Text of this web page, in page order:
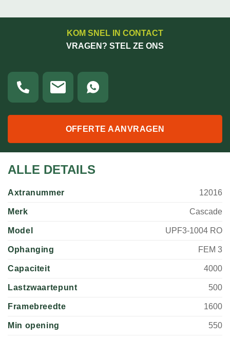
KOM SNEL IN CONTACT
VRAGEN? STEL ZE ONS
OFFERTE AANVRAGEN
ALLE DETAILS
Axtranummer 12016
Merk Cascade
Model UPF3-1004 RO
Ophanging FEM 3
Capaciteit 4000
Lastzwaartepunt 500
Framebreedte 1600
Min opening 550